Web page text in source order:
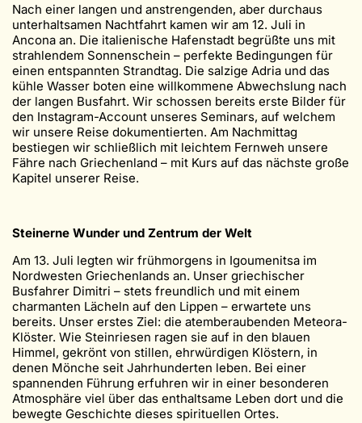
Nach einer langen und anstrengenden, aber durchaus
unterhaltsamen Nachtfahrt kamen wir am 12. Juli in
Ancona an. Die italienische Hafenstadt begrüßte uns mit
strahlendem Sonnenschein – perfekte Bedingungen für
einen entspannten Strandtag. Die salzige Adria und das
kühle Wasser boten eine willkommene Abwechslung nach
der langen Busfahrt. Wir schossen bereits erste Bilder für
den Instagram-Account unseres Seminars, auf welchem
wir unsere Reise dokumentierten. Am Nachmittag
bestiegen wir schließlich mit leichtem Fernweh unsere
Fähre nach Griechenland – mit Kurs auf das nächste große
Kapitel unserer Reise.
Steinerne Wunder und Zentrum der Welt
Am 13. Juli legten wir frühmorgens in Igoumenitsa im
Nordwesten Griechenlands an. Unser griechischer
Busfahrer Dimitri – stets freundlich und mit einem
charmanten Lächeln auf den Lippen – erwartete uns
bereits. Unser erstes Ziel: die atemberaubenden Meteora-
Klöster. Wie Steinriesen ragen sie auf in den blauen
Himmel, gekrönt von stillen, ehrwürdigen Klöstern, in
denen Mönche seit Jahrhunderten leben. Bei einer
spannenden Führung erfuhren wir in einer besonderen
Atmosphäre viel über das enthaltsame Leben dort und die
bewegte Geschichte dieses spirituellen Ortes.